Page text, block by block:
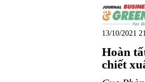
13/10/2021
Hoàn
chiết